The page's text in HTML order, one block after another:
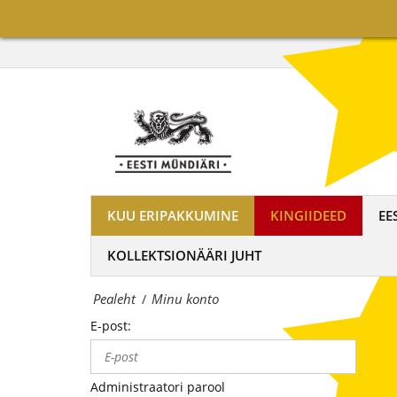
Eesti
Mündiäri
on
tuntumate
rahapajade
kollektsioonimüntide
ja
KUU ERIPAKKUMINE KINGIIDEED
KOLLEKTSIONÄÄRI JUHT
Pealeht / Minu konto
E-post:
Administraatori parool
rahapajade
kollektsioonimüntide
medalite
Eestis